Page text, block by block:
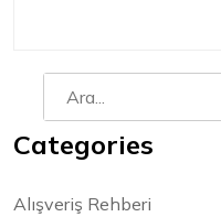
Categories
Alışveriş Rehberi